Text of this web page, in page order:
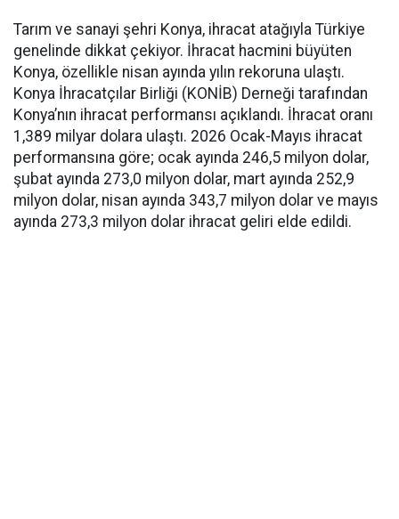
Tarım ve sanayi şehri Konya, ihracat atağıyla Türkiye
genelinde dikkat çekiyor. İhracat hacmini büyüten
Konya, özellikle nisan ayında yılın rekoruna ulaştı.
Konya İhracatçılar Birliği (KONİB) Derneği tarafından
Konya’nın ihracat performansı açıklandı. İhracat oranı
1,389 milyar dolara ulaştı. 2026 Ocak-Mayıs ihracat
performansına göre; ocak ayında 246,5 milyon dolar,
şubat ayında 273,0 milyon dolar, mart ayında 252,9
milyon dolar, nisan ayında 343,7 milyon dolar ve mayıs
ayında 273,3 milyon dolar ihracat geliri elde edildi.